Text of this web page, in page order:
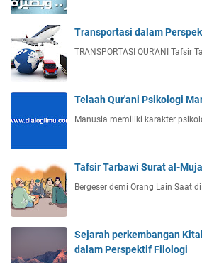
Transportasi dalam
TRANSPORTASI QUR’ANI Tafsir
Telaah Qur'ani Psikologi
Manusia memiliki karakter
Tafsir Tarbawi Surat al-
Bergeser demi Orang Lain Saat
Sejarah perkembangan
dalam Perspektif Filologi